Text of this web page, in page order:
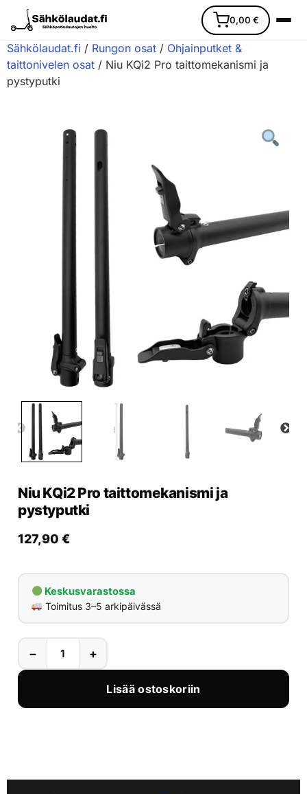
0,00 €
Yhteystiedot
Varaa huolto
Sähkölaudat.fi / Rungon osat / Ohjainputket &
taittonivelen osat / Niu KQi2 Pro taittomekanismi ja
pystyputki
Niu KQi2 Pro taittomekanismi ja
pystyputki
127,90 €
Keskusvarastossa
Toimitus 3–5 arkipäivässä
− +
Lisää ostoskoriin